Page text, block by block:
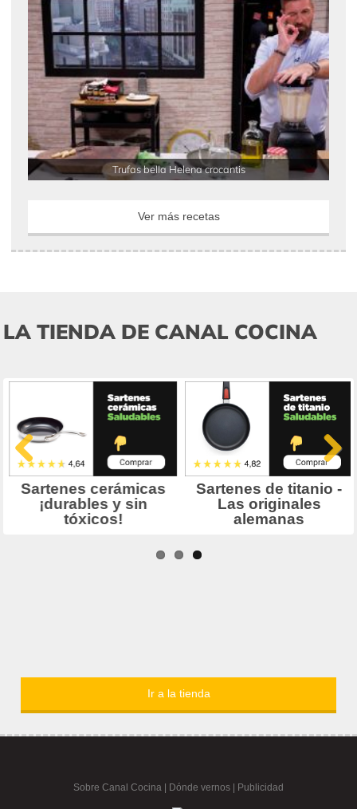
Trufas bella Helena crocantis
Ver más recetas
LA TIENDA DE CANAL COCINA
Ir a la tienda
Sobre Canal Cocina Dónde vernos | Publicidad